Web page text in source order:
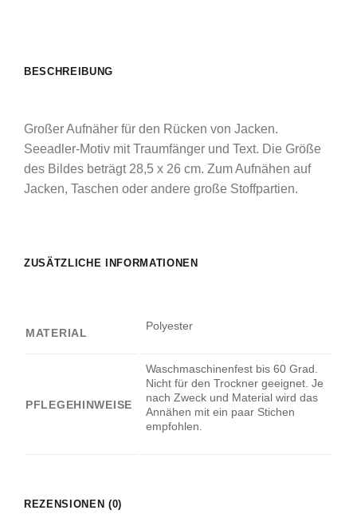
BESCHREIBUNG
Großer Aufnäher für den Rücken von Jacken.
Seeadler-Motiv mit Traumfänger und Text. Die Größe
des Bildes beträgt 28,5 x 26 cm. Zum Aufnähen auf
Jacken, Taschen oder andere große Stoffpartien.
ZUSÄTZLICHE INFORMATIONEN
MATERIAL
Polyester
PFLEGEHINWEISE
Waschmaschinenfest bis 60 Grad.
Nicht für den Trockner geeignet. Je
nach Zweck und Material wird das
Annähen mit ein paar Stichen
empfohlen.
REZENSIONEN (0)